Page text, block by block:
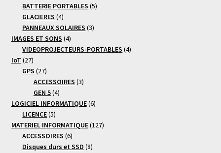
produits
BATTERIE PORTABLES 55
GLACIERES 44
produits
PANNEAUX SOLAIRES 33
IMAGES ET SONS 44
produits
VIDEOPROJECTEURS-PORTABLES 44
IoT 2727
produits
GPS 2727
produits
ACCESSOIRES 33
GEN 5 44
produits
LOGICIEL INFORMATIQUE 66
LICENCE 55
produits
MATERIEL INFORMATIQUE 127127
ACCESSOIRES 66
produits
Disques durs et SSD 88